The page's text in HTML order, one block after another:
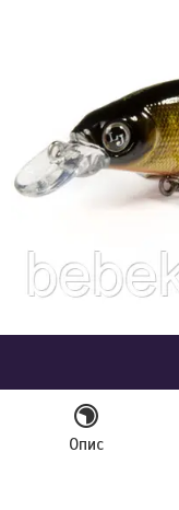
Опис